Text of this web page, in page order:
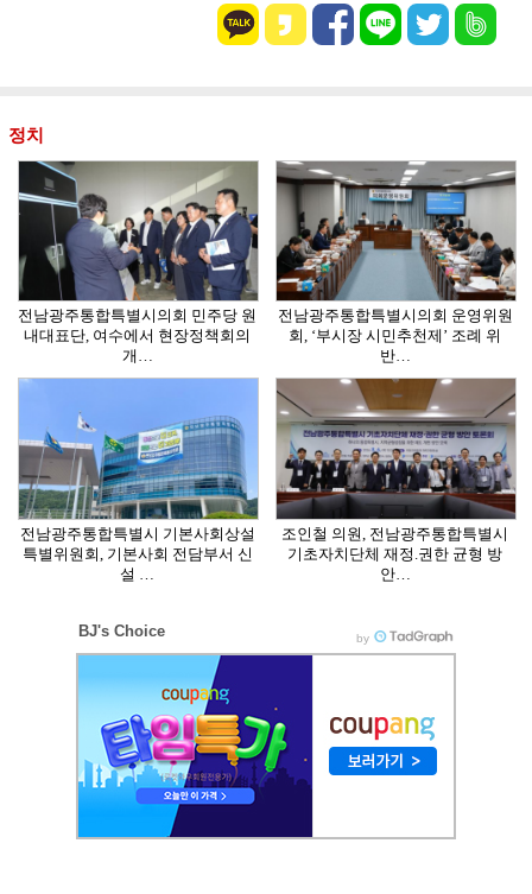
정치
전남광주통합특별시의회 민주당 원
내대표단, 여수에서 현장정책회의
개…
전남광주통합특별시의회 운영위원
회, ‘부시장 시민추천제’ 조례 위
반…
전남광주통합특별시 기본사회상설
특별위원회, 기본사회 전담부서 신
설 …
조인철 의원, 전남광주통합특별시
기초자치단체 재정.권한 균형 방
안…